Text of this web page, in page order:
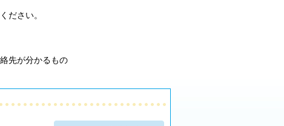
ださい。
先が分かるもの